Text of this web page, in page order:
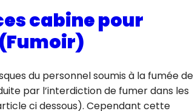
cabine pour
du personnel soumis à la fumée de
par l’interdiction de fumer dans les
ci dessous). Cependant cette